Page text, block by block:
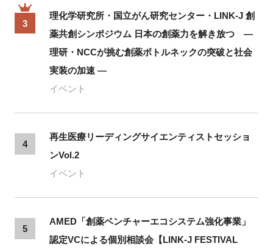
3
理化学研究所・国立がん研究センター・LINK-J 創
薬共創シンポジウム 日本の創薬力を解き放つ ―
理研・NCCが挑む創薬ボトルネックの突破と社会
実装の加速 ―
イベント
4
再生医療リーディングサイエンティストセッショ
ンVol.2
イベント
5
AMED「創薬ベンチャーエコシステム強化事業」
認定VCによる個別相談会【LINK-J FESTIVAL